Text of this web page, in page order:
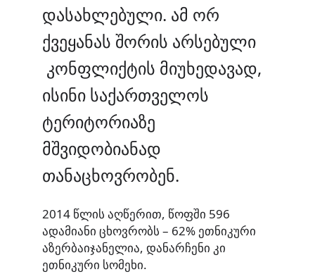
დასახლებული. ამ ორ
ქვეყანას შორის არსებული
კონფლიქტის მიუხედავად,
ისინი საქართველოს
ტერიტორიაზე
მშვიდობიანად
თანაცხოვრობენ.
2014 წლის აღწერით, წოფში 596
ადამიანი ცხოვრობს – 62% ეთნიკური
აზერბაიჯანელია, დანარჩენი კი
ეთნიკური სომეხი.